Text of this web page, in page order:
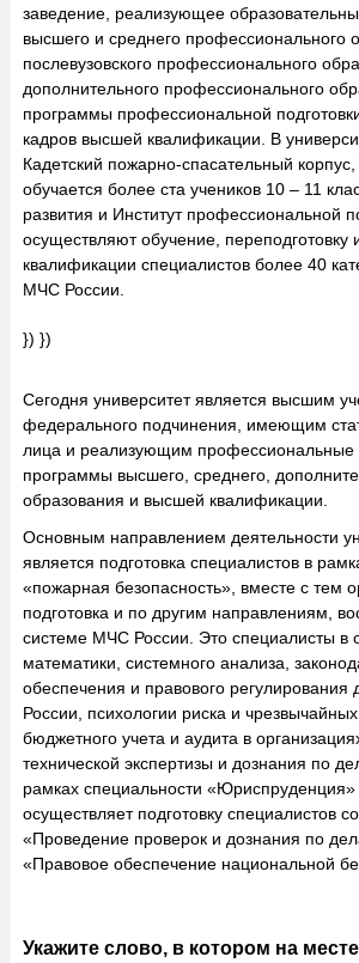
заведение, реализующее
высшего и среднего профессионального
послевузовского профессионального
дополнительного профессионального
программы профессиональной
кадров высшей квалификации. В
Кадетский пожарно-спасательный
обучается более ста учеников 10 – 11
развития и Институт профессиональной
осуществляют обучение,
квалификации специалистов более 40
МЧС России.
}) })
Сегодня университет является высшим
федерального подчинения, имеющим
лица и реализующим профессиональные
программы высшего, среднего,
образования и высшей квалификации.
Основным направлением деятельности
является подготовка специалистов в
«пожарная безопасность», вместе с тем
подготовка и по другим направлениям,
системе МЧС России. Это специалисты в
математики, системного анализа,
обеспечения и правового
России, психологии риска и
бюджетного учета и аудита в
технической экспертизы и дознания по
рамках специальности «Юриспруденция»
осуществляет подготовку специалистов
«Проведение проверок и дознания по
«Правовое обеспечение национальной
Укажите слово, в котором на